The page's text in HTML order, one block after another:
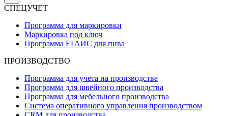
СПЕЦУЧЕТ
Программа для маркировки
Маркировка под ключ
Программа ЕГАИС для пива
ПРОИЗВОДСТВО
Программа для учета на производстве
Программа для швейного производства
Программа для мебельного производства
Система оперативного управления производством